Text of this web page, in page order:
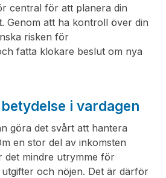
central för att planera din
Genom att ha kontroll över din
risken för
fatta klokare beslut om nya
i vardagen
göra det svårt att hantera
en stor del av inkomsten
det mindre utrymme för
och nöjen. Det är därför